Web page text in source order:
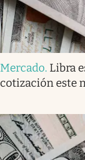
Mercado. Libra
cotización este